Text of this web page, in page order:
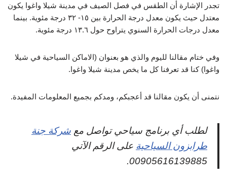
تجدر الإشارة أن الطقس في فصل الصيف في مدينة شيلا واغوا يكون
معتدل حيث يكون معدل درجة الحرارة بين ١٥- ٣٢ درجة مئوية. بينما
معدل درجات الحرارة السنوي يتراوح حول ١٣.٦ درجة مئوية.
وفي ختام مقالنا لليوم والذي هو بعنوان (الاماكن السياحية في شيلا
واغوا) كنا قد تعرفنا كل ما يخص مدينة شيلا واغوا.
نتمنى أن يكون مقالنا قد أعجبكم، ومدكم بجميع المعلومات المفيدة.
لطلب أي برنامج سياحي تواصل مع شركة جنة
طرابزون السياحية على الرقم الآتي
00905616139885.